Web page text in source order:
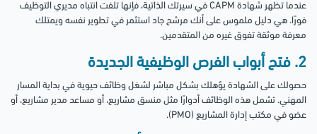
عندما تظهر شهادة CAPM في سيرتك الذاتية، فإنها تلفت انتباه مديري التوظيف
فورًا. هي دليل ملموس على أنك مرشح جاد استثمر في تطوير نفسه ويمتلك
معرفة موثقة تفوق غيره من المتقدمين.
2. فتح أبواب الفرص الوظيفية الجديدة
حصولك على الشهادة يؤهلك بشكل مباشر لشغل وظائف حيوية في بداية المسار
المهني. تشمل هذه الوظائف أدوارًا مثل منسق مشاريع، أو مساعد مدير مشاريع، أو
عضو في مكتب إدارة المشاريع (PMO).